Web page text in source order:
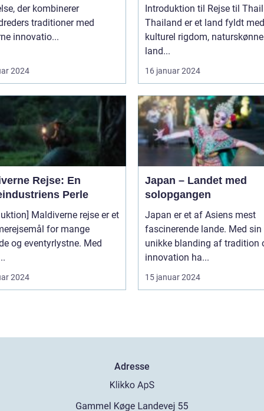
der kombinerer
traditioner med
innovatio...
2024
Introduktion til Rejse til
Thailand er et land fyldt med
kulturel rigdom, naturskønne
land...
16 januar 2024
Rejse: En
Perle
Maldiverne rejse er et
for mange
og eventyrlystne. Med
2024
Japan – Landet med
solopgangen
Japan er et af Asiens mest
fascinerende lande. Med sin
unikke blanding af tradition
innovation ha...
15 januar 2024
Adresse